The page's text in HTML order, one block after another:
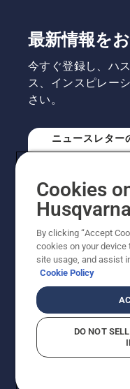
最新情報を
今すぐ登録し、ハ
ス、インスピレー
さい。
ニュースレター
ニュースレター
© Husqvarna AB
は、メーカー希望小
Cookies
By clicking “Accept
cookies on your device
site usage, and assist
Cookie Policy
DO NOT